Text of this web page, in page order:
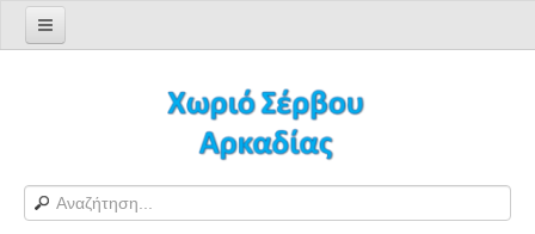
Φόρμα εγγραφής χρήστη
H Ιστοσελίδα μας